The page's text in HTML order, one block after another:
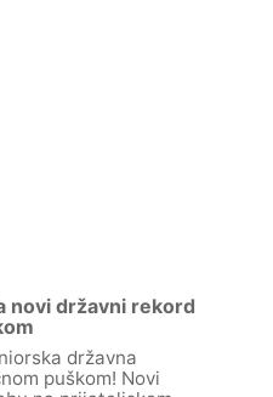
novi državni rekord
državna
puškom! Novi